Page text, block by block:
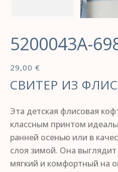
5200043A-
29,00 €
СВИТЕР ИЗ
Эта детская флисовая
классным принтом
ранней осенью или в
слоя зимой. Она
мягкий и комфортный на